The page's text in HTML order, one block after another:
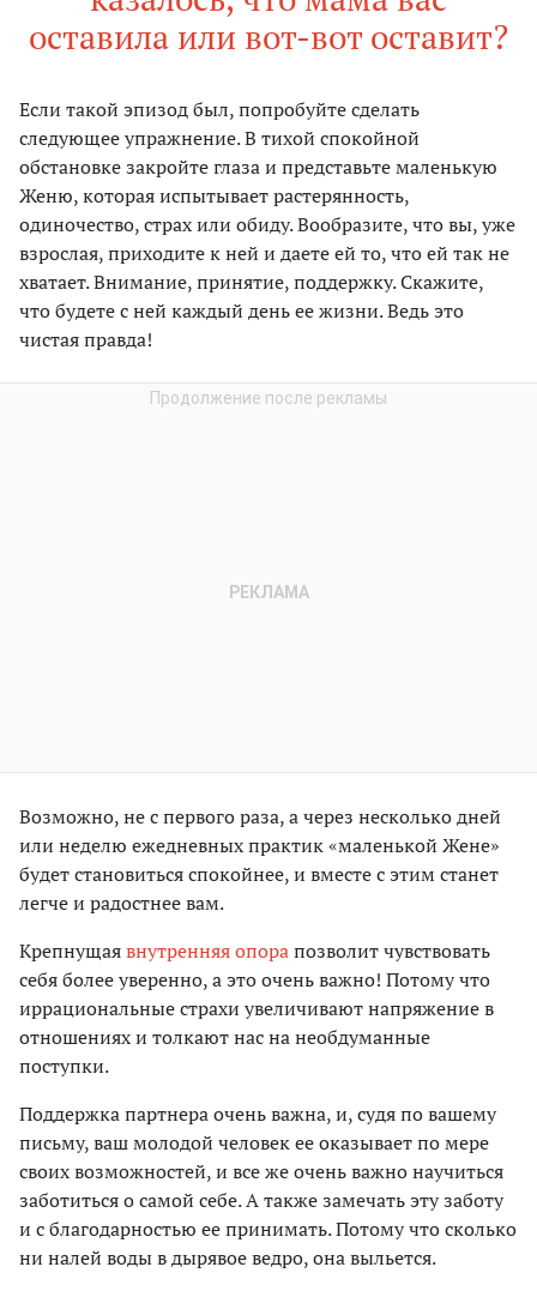
оставила или вот-вот оставит?
Если такой эпизод был, попробуйте сделать
следующее упражнение. В тихой спокойной
обстановке закройте глаза и представьте маленькую
Женю, которая испытывает растерянность,
одиночество, страх или обиду. Вообразите, что вы, уже
взрослая, приходите к ней и даете ей то, что ей так не
хватает. Внимание, принятие, поддержку. Скажите,
что будете с ней каждый день ее жизни. Ведь это
чистая правда!
Возможно, не с первого раза, а через несколько дней
или неделю ежедневных практик «маленькой Жене»
будет становиться спокойнее, и вместе с этим станет
легче и радостнее вам.
Крепнущаявнутренняя опорапозволит чувствовать
себя более уверенно, а это очень важно! Потому что
иррациональные страхи увеличивают напряжение в
отношениях и толкают нас на необдуманные
поступки.
Поддержка партнера очень важна, и, судя по вашему
письму, ваш молодой человек ее оказывает по мере
своих возможностей, и все же очень важно научиться
заботиться о самой себе. А также замечать эту заботу
и с благодарностью ее принимать. Потому что сколько
ни налей воды в дырявое ведро, она выльется.